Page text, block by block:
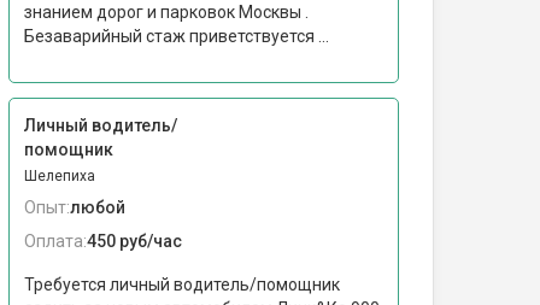
знанием дорог и парковок Москвы .
Безаварийный стаж приветствуется ...
Личный водитель/
помощник
Шелепиха
Опыт:любой
Оплата:450 руб/час
Требуется личный водитель/помощник